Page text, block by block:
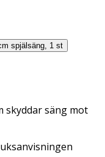
spjälsäng, 1 st
skyddar säng mot